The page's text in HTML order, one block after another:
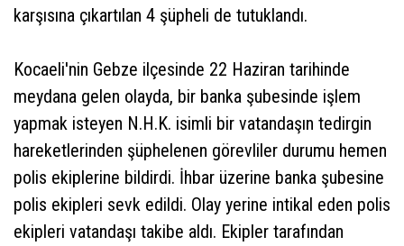
karşısına çıkartılan 4 şüpheli de tutuklandı.
Kocaeli'nin Gebze ilçesinde 22 Haziran tarihinde
meydana gelen olayda, bir banka şubesinde işlem
yapmak isteyen N.H.K. isimli bir vatandaşın tedirgin
hareketlerinden şüphelenen görevliler durumu hemen
polis ekiplerine bildirdi. İhbar üzerine banka şubesine
polis ekipleri sevk edildi. Olay yerine intikal eden polis
ekipleri vatandaşı takibe aldı. Ekipler tarafından